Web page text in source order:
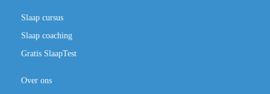
Slaap cursus
Slaap coaching
Gratis SlaapTest
Over ons